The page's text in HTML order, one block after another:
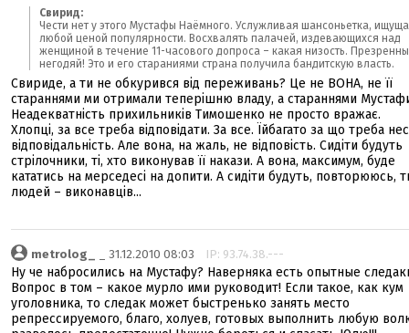
Свирид:
Чести нет у этого Мустафы Наёмного. Услужливая шансоньетка,
любой ценой популярности. Восхвалять палачей, издевающихся над
женщиной в течение 11-часового допроса – какая низость.
негодяй! Это и его стараниями страна получила бандитскую власть.
Свириде, а ти не обкурився від переживань? Це не ВОНА, не її
стараннями ми отримали теперішню владу, а стараннями
Неадекватність прихильників Тимошенко не просто вражає.
Хлопці, за все треба відповідати. За все. Їйбагато за що треба
відповідальність. Але вона, на жаль, не відповість. Сидіти будуть
стрілочники, ті, хто виконував її накази. А вона, максимум, буде
кататись на мерседесі на допити. А сидіти будуть, повторююсь,
людей – виконавців...
metrolog_ _ 31.12.2010 08:03 IP: 93.74.38.---
Ну че набросились на Мустафу? Наверняка есть опытные
Вопрос в том – какое мурло ими руководит! Если такое, как кум
уголовника, то следак может быстренько занять место
репрессируемого, благо, холуев, готовых выполнить любую